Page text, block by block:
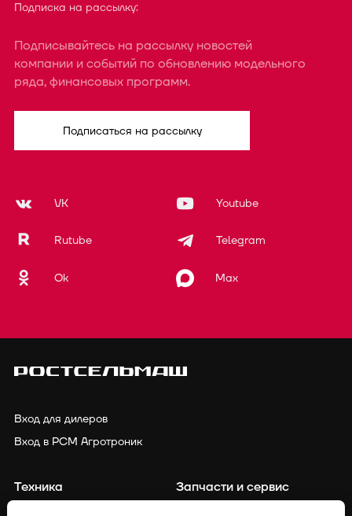
Подписка на рассылку:
Подписывайтесь на рассылку новостей
компании и событий по обновлению модельного
ряда, финансовых программ.
Подписаться на рассылку
VK Youtube
Rutube Telegram
Ok Max
Вход для дилеров
Вход в РСМ Агротроник
Техника
Запчасти и сервис